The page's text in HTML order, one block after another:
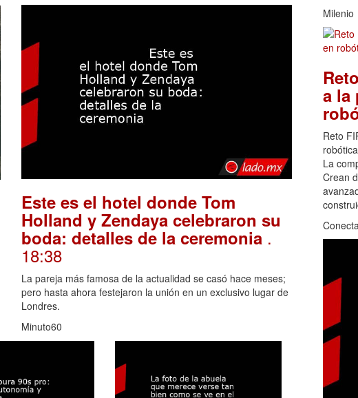
Este es el hotel donde Tom
Holland y Zendaya celebraron su
boda: detalles de la ceremonia .
18:38
La pareja más famosa de la actualidad se casó hace meses;
pero hasta ahora festejaron la unión en un exclusivo lugar de
Londres.
Minuto60
Milenio
a la
Reto
La
Crean